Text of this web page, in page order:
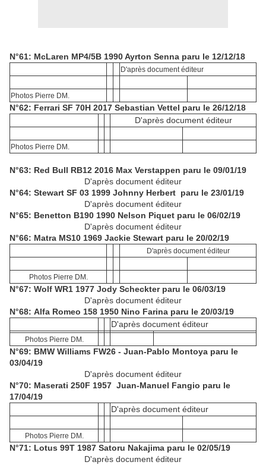
N°61: McLaren MP4/5B 1990 Ayrton Senna paru le 12/12/18
D'après document éditeur
Photos Pierre DM.
N°62: Ferrari SF 70H 2017 Sebastian Vettel paru le 26/12/18
D'après document éditeur
Photos Pierre DM.
N°63: Red Bull RB12 2016 Max Verstappen paru le 09/01/19
D'après document éditeur
N°64: Stewart SF 03 1999 Johnny Herbert paru le 23/01/19
D'après document éditeur
N°65: Benetton B190 1990 Nelson Piquet paru le 06/02/19
D'après document éditeur
N°66: Matra MS10 1969 Jackie Stewart paru le 20/02/19
D'après document éditeur
Photos Pierre DM.
N°67: Wolf WR1 1977 Jody Scheckter paru le 06/03/19
D'après document éditeur
N°68: Alfa Romeo 158 1950 Nino Farina paru le 20/03/19
D'après document éditeur
Photos Pierre DM.
N°69: BMW Williams FW26 - Juan-Pablo Montoya paru le
03/04/19
D'après document éditeur
N°70: Maserati 250F 1957 Juan-Manuel Fangio paru le
17/04/19
D'après document éditeur
Photos Pierre DM.
N°71: Lotus 99T 1987 Satoru Nakajima paru le 02/05/19
D'après document éditeur